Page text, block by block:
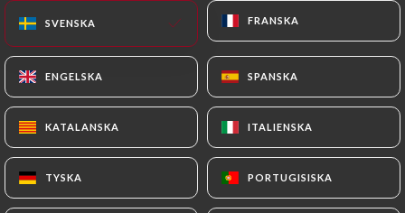
SVENSKA FRANSKA
ENGELSKA SPANSKA
KATALANSKA ITALIENSKA
TYSKA PORTUGISISKA
SVENSKA FRANSKA
ENGELSKA SPANSKA
KATALANSKA ITALIENSKA
TYSKA PORTUGISISKA